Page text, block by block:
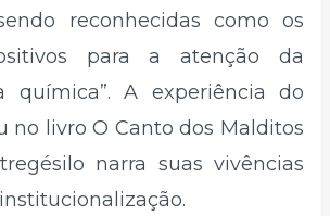
reconhecidas como os
para a atenção da
química”. A experiência do
no livro O Canto dos Malditos
narra suas vivências